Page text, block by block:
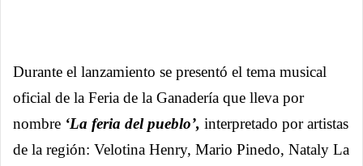
Durante el lanzamiento se presentó el tema musical
oficial de la Feria de la Ganadería que lleva por
nombre ‘La feria del pueblo’, interpretado por artistas
de la región: Velotina Henry, Mario Pinedo, Nataly La